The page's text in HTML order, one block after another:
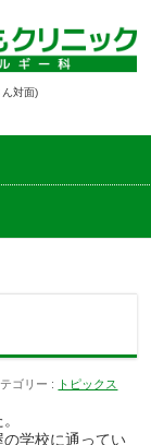
対面)
ゴリー : トピックス
学校に通ってい